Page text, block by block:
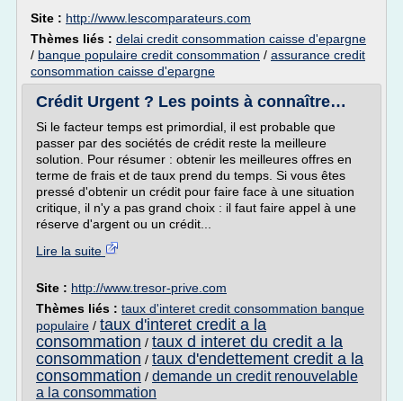
Site : http://www.lescomparateurs.com
Thèmes liés : delai credit consommation caisse d'epargne
/ banque populaire credit consommation / assurance credit
consommation caisse d'epargne
Crédit Urgent ? Les points à connaître…
Si le facteur temps est primordial, il est probable que
passer par des sociétés de crédit reste la meilleure
solution. Pour résumer : obtenir les meilleures offres en
terme de frais et de taux prend du temps. Si vous êtes
pressé d'obtenir un crédit pour faire face à une situation
critique, il n'y a pas grand choix : il faut faire appel à une
réserve d'argent ou un crédit...
Lire la suite
Site : http://www.tresor-prive.com
Thèmes liés : taux d'interet credit consommation banque
populaire / taux d'interet credit a la
consommation / taux d interet du credit a la
consommation / taux d'endettement credit a la
consommation / demande un credit renouvelable
a la consommation